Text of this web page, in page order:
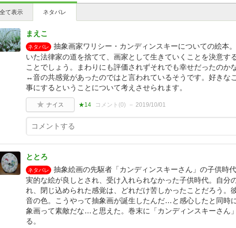
全て表示 ネタバレ
まえこ
ネタバレ
抽象画家ワリシー・カンディンスキーについての絵本
いた法律家の道を捨てて、画家として生きていくことを決意す
ことでしょう。まわりにも評価されずそれでも幸せだったのか
↔音の共感覚があったのではと言われているそうです。好きな
事にするということについて考えさせられます。
ナイス ★14 コメント(0) 2019/10/01
ととろ
ネタバレ
抽象絵画の先駆者「カンディンスキーさん」の子供時
実的な絵が良しとされ、受け入れられなかった子供時代。自分
れ、閉じ込められた感覚は、どれだけ苦しかったことだろう。
音の色。こうやって抽象画が誕生したんだ…と感心したと同時
象画って素敵だな…と思えた。巻末に「カンディンスキーさん
る。